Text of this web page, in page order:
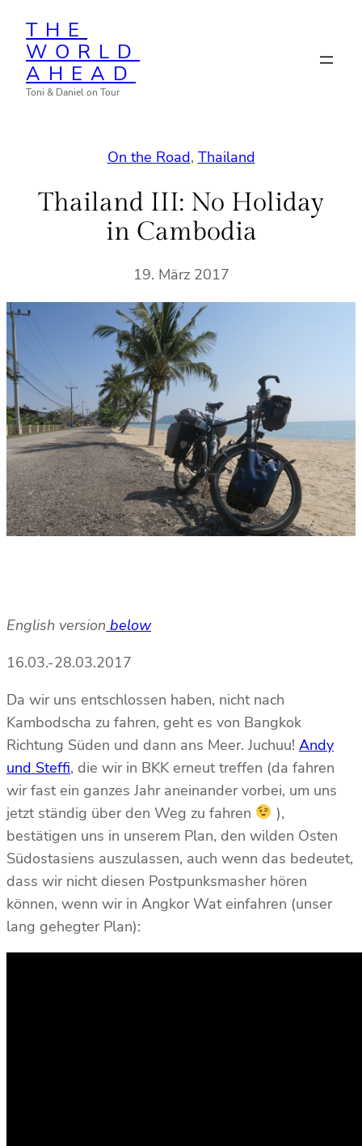
Inhalt
springen
THE
WORLD
AHEAD
Toni & Daniel on Tour
On the Road, Thailand
Thailand III: No Holiday
in Cambodia
19. März 2017
English version below
16.03.-28.03.2017
Da wir uns entschlossen haben, nicht nach
Kambodscha zu fahren, geht es von Bangkok
Richtung Süden und dann ans Meer. Juchuu! Andy
und Steffi, die wir in BKK erneut treffen (da fahren
wir fast ein ganzes Jahr aneinander vorbei, um uns
jetzt ständig über den Weg zu fahren
),
bestätigen uns in unserem Plan, den wilden Osten
Südostasiens auszulassen, auch wenn das bedeutet,
dass wir nicht diesen Postpunksmasher hören
können, wenn wir in Angkor Wat einfahren (unser
lang gehegter Plan):